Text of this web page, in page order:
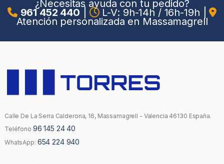
¿Necesitas ayuda con tu pedido?
961 452 440 L-V: 9h-14h / 16h-19h
Atención personalizada en Massamagrell
Calle De La Serra Calderona, 16, Massamagrell - Valencia 46130 España.
Teléfono 96 145 24 40
WhatsApp: 654 224 940